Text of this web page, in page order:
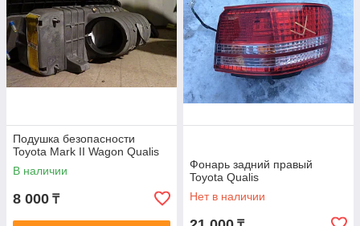
Подушка безопасности
Toyota Mark II Wagon Qualis
В наличии
8 000 ₸
Фонарь задний правый
Toyota Qualis
Нет в наличии